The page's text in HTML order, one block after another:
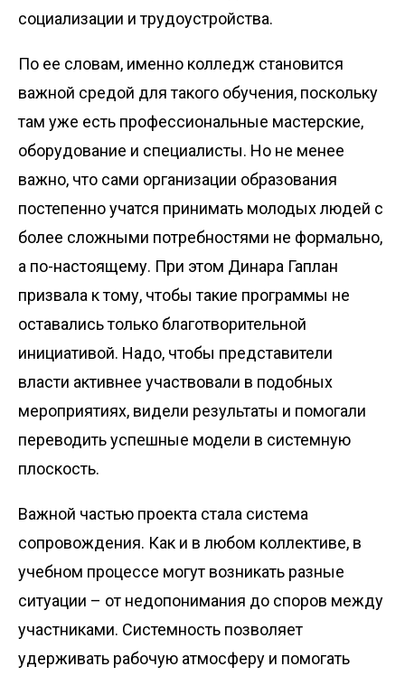
социализации и трудо­устройства.
По ее словам, именно колледж становится
важной средой для такого обучения, поскольку
там уже есть профессиональные мас­терские,
оборудование и специа­листы. Но не менее
важно, что сами организации образования
постепенно учатся принимать молодых людей с
более сложными потребностями не формально,
а по-настоящему. При этом Динара Гаплан
призвала к тому, чтобы такие программы не
оставались только благотворительной
инициативой. Надо, чтобы представители
власти активнее участвовали в подобных
мероприятиях, видели результаты и помогали
переводить успешные модели в системную
плоскость.
Важной частью проекта стала система
сопровождения. Как и в любом коллективе, в
учебном процессе могут возникать разные
ситуации – от недопонимания до споров между
участниками. Сис­темность позволяет
удерживать рабочую атмосферу и помогать